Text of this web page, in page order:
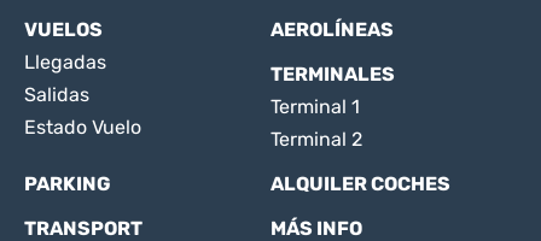
VUELOS
Llegadas
Salidas
Estado Vuelo
AEROLÍNEAS
TERMINALES
Terminal 1
Terminal 2
PARKING
ALQUILER COCHES
TRANSPORT
MÁS INFO